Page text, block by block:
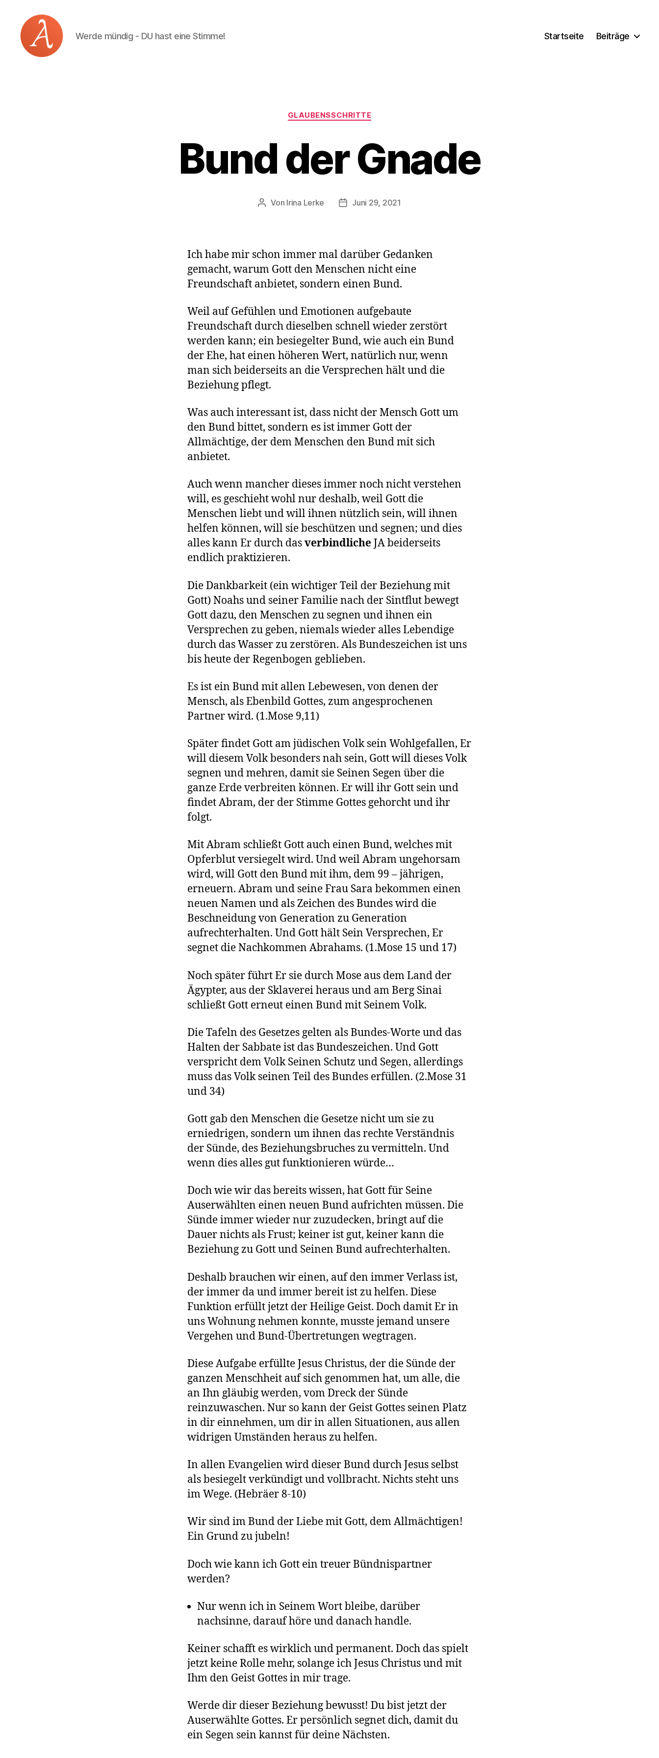
Werde mündig - DU hast eine Stimme! Startseite Beiträge
Kategorien
GLAUBENSSCHRITTE
Bund der Gnade
Beitragsautor
Von Irina Lerke Beitragsdatum
Juni 29, 2021
Ich habe mir schon immer mal darüber Gedanken
gemacht, warum Gott den Menschen nicht eine
Freundschaft anbietet, sondern einen Bund.
Weil auf Gefühlen und Emotionen aufgebaute
Freundschaft durch dieselben schnell wieder zerstört
werden kann; ein besiegelter Bund, wie auch ein Bund
der Ehe, hat einen höheren Wert, natürlich nur, wenn
man sich beiderseits an die Versprechen hält und die
Beziehung pflegt.
Was auch interessant ist, dass nicht der Mensch Gott um
den Bund bittet, sondern es ist immer Gott der
Allmächtige, der dem Menschen den Bund mit sich
anbietet.
Auch wenn mancher dieses immer noch nicht verstehen
will, es geschieht wohl nur deshalb, weil Gott die
Menschen liebt und will ihnen nützlich sein, will ihnen
helfen können, will sie beschützen und segnen; und dies
alles kann Er durch dasverbindlicheJA beiderseits
endlich praktizieren.
Die Dankbarkeit (ein wichtiger Teil der Beziehung mit
Gott) Noahs und seiner Familie nach der Sintflut bewegt
Gott dazu, den Menschen zu segnen und ihnen ein
Versprechen zu geben, niemals wieder alles Lebendige
durch das Wasser zu zerstören. Als Bundeszeichen ist uns
bis heute der Regenbogen geblieben.
Es ist ein Bund mit allen Lebewesen, von denen der
Mensch, als Ebenbild Gottes, zum angesprochenen
Partner wird. (1.Mose 9,11)
Später findet Gott am jüdischen Volk sein Wohlgefallen, Er
will diesem Volk besonders nah sein, Gott will dieses Volk
segnen und mehren, damit sie Seinen Segen über die
ganze Erde verbreiten können. Er will ihr Gott sein und
findet Abram, der der Stimme Gottes gehorcht und ihr
folgt.
Mit Abram schließt Gott auch einen Bund, welches mit
Opferblut versiegelt wird. Und weil Abram ungehorsam
wird, will Gott den Bund mit ihm, dem 99 – jährigen,
erneuern. Abram und seine Frau Sara bekommen einen
neuen Namen und als Zeichen des Bundes wird die
Beschneidung von Generation zu Generation
aufrechterhalten. Und Gott hält Sein Versprechen, Er
segnet die Nachkommen Abrahams. (1.Mose 15 und 17)
Noch später führt Er sie durch Mose aus dem Land der
Ägypter, aus der Sklaverei heraus und am Berg Sinai
schließt Gott erneut einen Bund mit Seinem Volk.
Die Tafeln des Gesetzes gelten als Bundes-Worte und das
Halten der Sabbate ist das Bundeszeichen. Und Gott
verspricht dem Volk Seinen Schutz und Segen, allerdings
muss das Volk seinen Teil des Bundes erfüllen. (2.Mose 31
und 34)
Gott gab den Menschen die Gesetze nicht um sie zu
erniedrigen, sondern um ihnen das rechte Verständnis
der Sünde, des Beziehungsbruches zu vermitteln. Und
wenn dies alles gut funktionieren würde…
Doch wie wir das bereits wissen, hat Gott für Seine
Auserwählten einen neuen Bund aufrichten müssen. Die
Sünde immer wieder nur zuzudecken, bringt auf die
Dauer nichts als Frust; keiner ist gut, keiner kann die
Beziehung zu Gott und Seinen Bund aufrechterhalten.
Deshalb brauchen wir einen, auf den immer Verlass ist,
der immer da und immer bereit ist zu helfen. Diese
Funktion erfüllt jetzt der Heilige Geist. Doch damit Er in
uns Wohnung nehmen konnte, musste jemand unsere
Vergehen und Bund-Übertretungen wegtragen.
Diese Aufgabe erfüllte Jesus Christus, der die Sünde der
ganzen Menschheit auf sich genommen hat, um alle, die
an Ihn gläubig werden, vom Dreck der Sünde
reinzuwaschen. Nur so kann der Geist Gottes seinen Platz
in dir einnehmen, um dir in allen Situationen, aus allen
widrigen Umständen heraus zu helfen.
In allen Evangelien wird dieser Bund durch Jesus selbst
als besiegelt verkündigt und vollbracht. Nichts steht uns
im Wege. (Hebräer 8-10)
Wir sind im Bund der Liebe mit Gott, dem Allmächtigen!
Ein Grund zu jubeln!
Doch wie kann ich Gott ein treuer Bündnispartner
werden?
Nur wenn ich in Seinem Wort bleibe, darüber
nachsinne, darauf höre und danach handle.
Keiner schafft es wirklich und permanent. Doch das spielt
jetzt keine Rolle mehr, solange ich Jesus Christus und mit
Ihm den Geist Gottes in mir trage.
Werde dir dieser Beziehung bewusst! Du bist jetzt der
Auserwählte Gottes. Er persönlich segnet dich, damit du
ein Segen sein kannst für deine Nächsten.